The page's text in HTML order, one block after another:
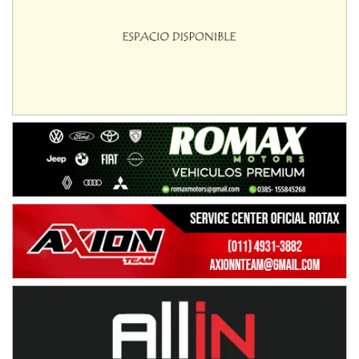
IAME SERIES ARGENTINA 6
Ciudad de Trenque Lauquen (Asfalto)
Trenque Lauquen (Buenos Aires)
ENTRERRIANO - F6 (POSTERGADA)
Parque de la Velocidad (Asfalto)
Villaguay (Entre Ríos)
VICTORIENSE - F7
El Cerro (Tierra)
Victoria (Entre Ríos)
PATAGONICO - F6
Gral. E. Godoy (Río Negro)